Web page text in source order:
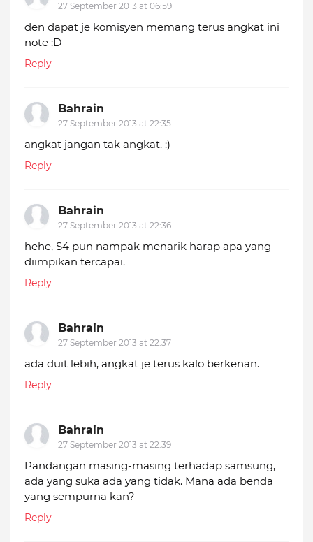
27 September 2013 at 06:59
den dapat je komisyen memang terus angkat ini
note :D
Reply
Bahrain
27 September 2013 at 22:35
angkat jangan tak angkat. :)
Reply
Bahrain
27 September 2013 at 22:36
hehe, S4 pun nampak menarik harap apa yang
diimpikan tercapai.
Reply
Bahrain
27 September 2013 at 22:37
ada duit lebih, angkat je terus kalo berkenan.
Reply
Bahrain
27 September 2013 at 22:39
Pandangan masing-masing terhadap samsung,
ada yang suka ada yang tidak. Mana ada benda
yang sempurna kan?
Reply